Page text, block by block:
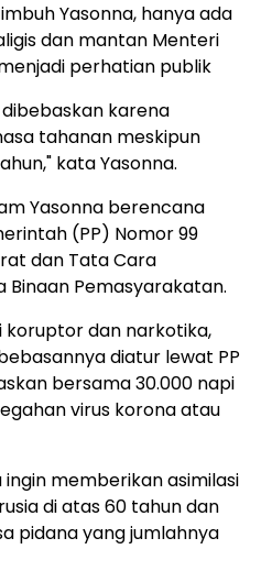
Yasonna, hanya ada
dan mantan Menteri
perhatian publik
karena
tahanan meskipun
kata Yasonna.
Yasonna berencana
(PP) Nomor 99
dan Tata Cara
Binaan Pemasyarakatan.
koruptor dan narkotika,
diatur lewat PP
bersama 30.000 napi
virus korona atau
ingin memberikan asimilasi
di atas 60 tahun dan
pidana yang jumlahnya